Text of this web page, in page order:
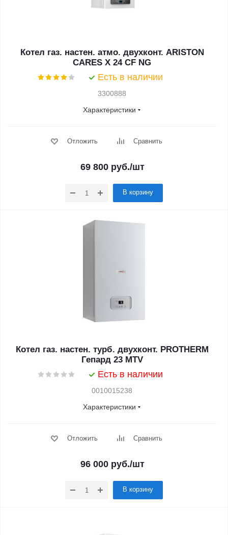
Котел газ. настен. атмо. двухконт. ARISTON
CARES X 24 CF NG
Есть в наличии
3300888
Характеристики
Отложить Сравнить
69 800руб./шт
В корзину
Котел газ. настен. турб. двухконт. PROTHERM
Гепард 23 MTV
Есть в наличии
0010015238
Характеристики
Отложить Сравнить
96 000руб./шт
В корзину